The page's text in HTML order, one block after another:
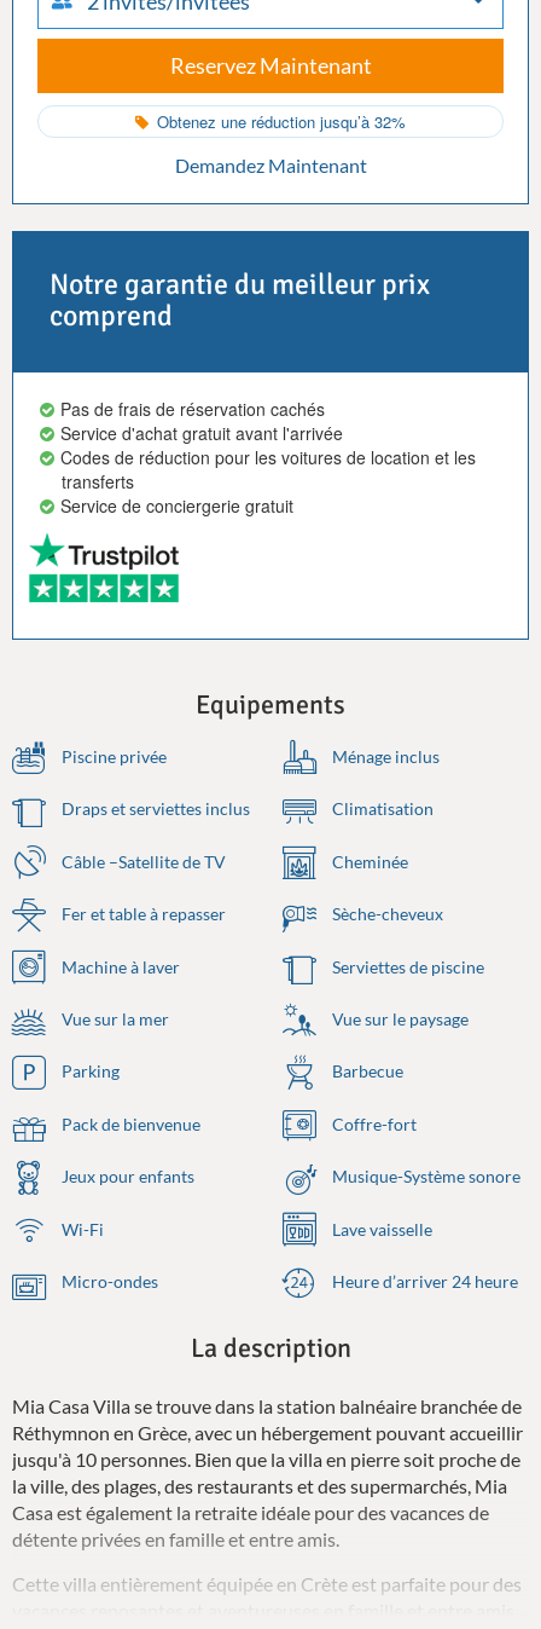
Reservez Maintenant
Obtenez une réduction jusqu’à 32%
Demandez Maintenant
Notre garantie du meilleur prix
comprend
Pas de frais de réservation cachés
Service d'achat gratuit avant l'arrivée
Codes de réduction pour les voitures de location et les
transferts
Service de conciergerie gratuit
Equipements
Piscine privée Ménage inclus
Draps et serviettes inclus Climatisation
Câble –Satellite de TV Cheminée
Fer et table à repasser Sèche-cheveux
Machine à laver Serviettes de piscine
Vue sur la mer Vue sur le paysage
Parking Barbecue
Pack de bienvenue Coffre-fort
Jeux pour enfants Musique-Système sonore
Wi-Fi Lave vaisselle
Micro-ondes Heure d’arriver 24 heure
La description
Mia Casa Villa se trouve dans la station balnéaire branchée de
Réthymnon en Grèce, avec un hébergement pouvant accueillir
jusqu'à 10 personnes. Bien que la villa en pierre soit proche de
la ville, des plages, des restaurants et des supermarchés, Mia
Casa est également la retraite idéale pour des vacances de
détente privées en famille et entre amis.
Cette villa entièrement équipée en Crète est parfaite pour des